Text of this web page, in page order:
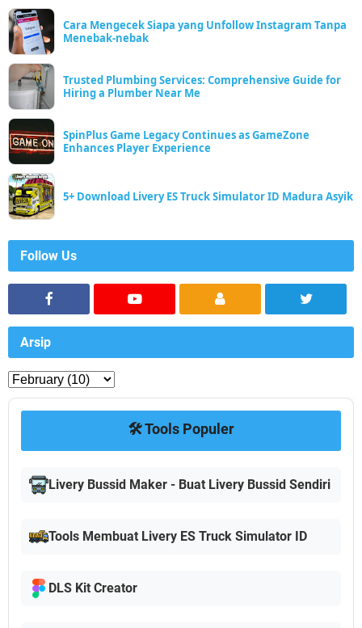
Cara Mengecek Siapa yang Unfollow Instagram Tanpa
Menebak-nebak
Trusted Plumbing Services: Comprehensive Guide for
Hiring a Plumber Near Me
SpinPlus Game Legacy Continues as GameZone
Enhances Player Experience
5+ Download Livery ES Truck Simulator ID Madura Asyik
Follow Us
Arsip
🛠️ Tools Populer
Livery Bussid Maker - Buat Livery Bussid Sendiri
Tools Membuat Livery ES Truck Simulator ID
DLS Kit Creator